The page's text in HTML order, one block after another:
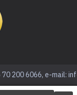
200 6066, e-mail: